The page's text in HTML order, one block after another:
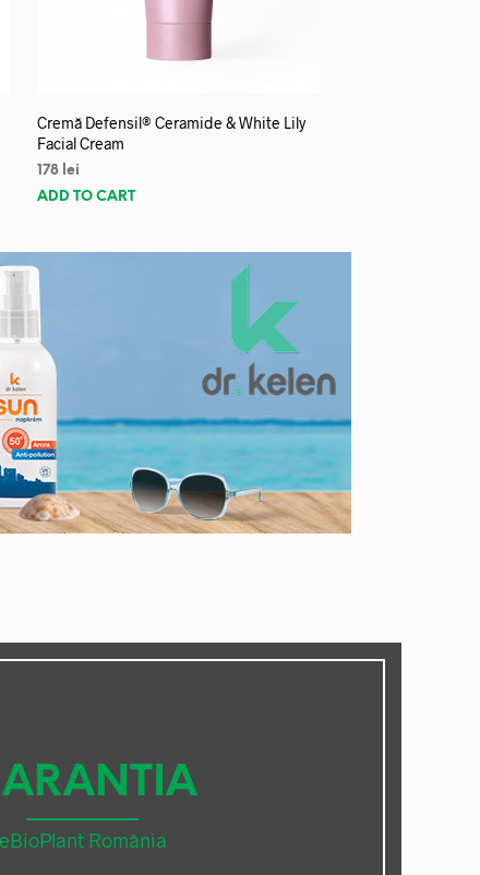
Cremă Defensil® Ceramide & White Lily
Facial Cream
178 lei
ADD TO CART
eBioPlant România